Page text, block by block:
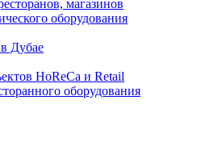
магазинов
оборудования
Дубае
HoReCa и Retail
оборудования